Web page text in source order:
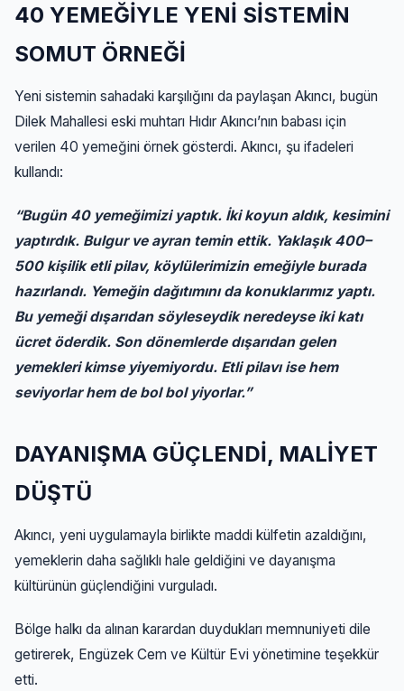
40 YEMEĞİYLE YENİ SİSTEMİN
SOMUT ÖRNEĞİ
Yeni sistemin sahadaki karşılığını da paylaşan Akıncı, bugün
Dilek Mahallesi eski muhtarı Hıdır Akıncı’nın babası için
verilen 40 yemeğini örnek gösterdi. Akıncı, şu ifadeleri
kullandı:
“Bugün 40 yemeğimizi yaptık. İki koyun aldık, kesimini
yaptırdık. Bulgur ve ayran temin ettik. Yaklaşık 400–
500 kişilik etli pilav, köylülerimizin emeğiyle burada
hazırlandı. Yemeğin dağıtımını da konuklarımız yaptı.
Bu yemeği dışarıdan söyleseydik neredeyse iki katı
ücret öderdik. Son dönemlerde dışarıdan gelen
yemekleri kimse yiyemiyordu. Etli pilavı ise hem
seviyorlar hem de bol bol yiyorlar.”
DAYANIŞMA GÜÇLENDİ, MALİYET
DÜŞTÜ
Akıncı, yeni uygulamayla birlikte maddi külfetin azaldığını,
yemeklerin daha sağlıklı hale geldiğini ve dayanışma
kültürünün güçlendiğini vurguladı.
Bölge halkı da alınan karardan duydukları memnuniyeti dile
getirerek, Engüzek Cem ve Kültür Evi yönetimine teşekkür
etti.